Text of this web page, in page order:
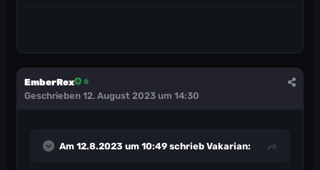
EmberRex 6
Geschrieben 12. August 2023 um 14:30
Am 12.8.2023 um 10:49 schrieb Vakarian: